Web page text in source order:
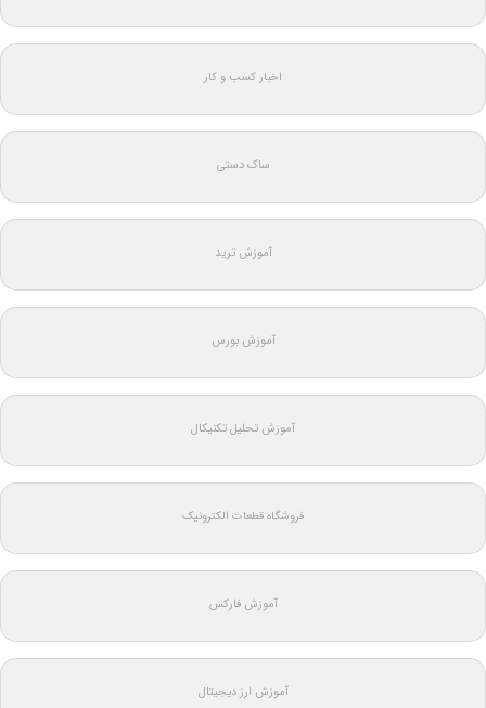
اخبار کسب و کار
ساک دستی
آموزش ترید
آموزش بورس
آموزش تحلیل تکنیکال
فروشگاه قطعات الکترونیک
آموزش فارکس
آموزش ارز دیجیتال